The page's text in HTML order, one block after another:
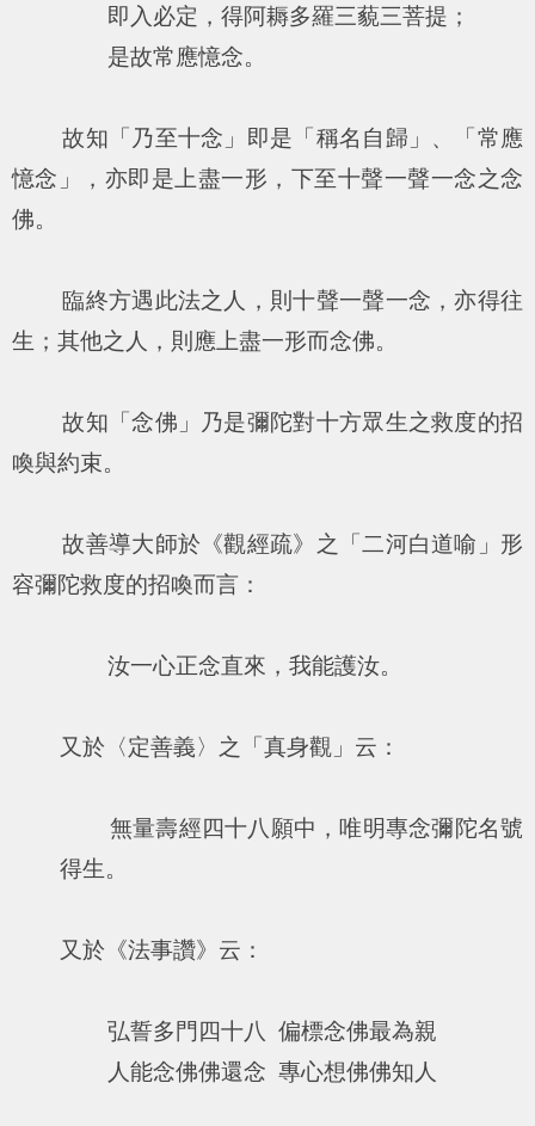
即入必定，得阿耨多羅三藐三菩提；
是故常應憶念。
故知「乃至十念」即是「稱名自歸」、「常應
憶念」，亦即是上盡一形，下至十聲一聲一念之念
佛。
臨終方遇此法之人，則十聲一聲一念，亦得往
生；其他之人，則應上盡一形而念佛。
故知「念佛」乃是彌陀對十方眾生之救度的招
喚與約束。
故善導大師於《觀經疏》之「二河白道喻」形
容彌陀救度的招喚而言：
汝一心正念直來，我能護汝。
又於〈定善義〉之「真身觀」云：
無量壽經四十八願中，唯明專念彌陀名號
得生。
又於《法事讚》云：
弘誓多門四十八 偏標念佛最為親
人能念佛佛還念 專心想佛佛知人